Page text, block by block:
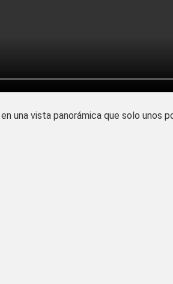
una vista panorámica que solo unos